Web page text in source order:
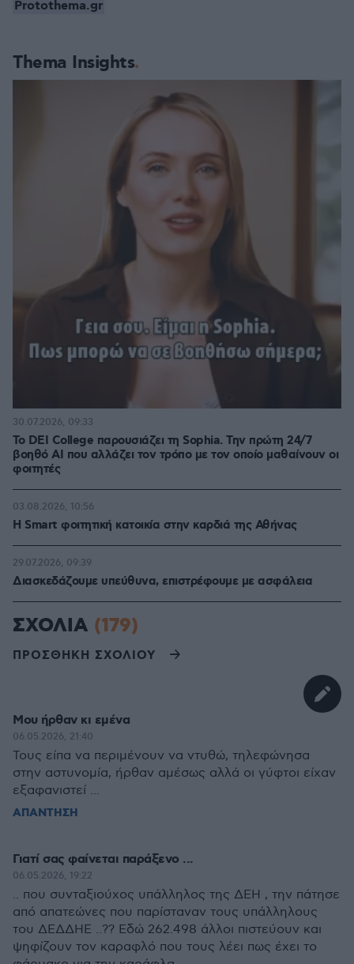
Thema Insights
Το DEI College παρουσιάζει τη Sophia. Την πρώτη 24/7
βοηθό AI που αλλάζει τον τρόπο με τον οποίο μαθαίνουν οι
φοιτητές
30.07.2026, 09:33
Η Smart φοιτητική κατοικία στην καρδιά της Αθήνας
03.08.2026, 10:56
Διασκεδάζουμε υπεύθυνα, επιστρέφουμε με ασφάλεια
29.07.2026, 09:39
Protothema.gr
ΣΧΟΛΙΑ (179)
ΠΡΟΣΘΗΚΗ ΣΧΟΛΙΟΥ
Μου ήρθαν κι εμένα
06.05.2026, 21:40
Τους είπα να περιμένουν να ντυθώ, τηλεφώνησα
στην αστυνομία, ήρθαν αμέσως αλλά οι γύφτοι είχαν
εξαφανιστεί ...
ΑΠΑΝΤΗΣΗ
Γιατί σας φαίνεται παράξενο ...
06.05.2026, 19:22
.. που συνταξιούχος υπάλληλος της ΔΕΗ , την πάτησε
από απατεώνες που παρίσταναν τους υπάλληλους
του ΔΕΔΔΗΕ ..?? Εδώ 262.498 άλλοι πιστεύουν και
ψηφίζουν τον καραφλό που τους λέει πως έχει το